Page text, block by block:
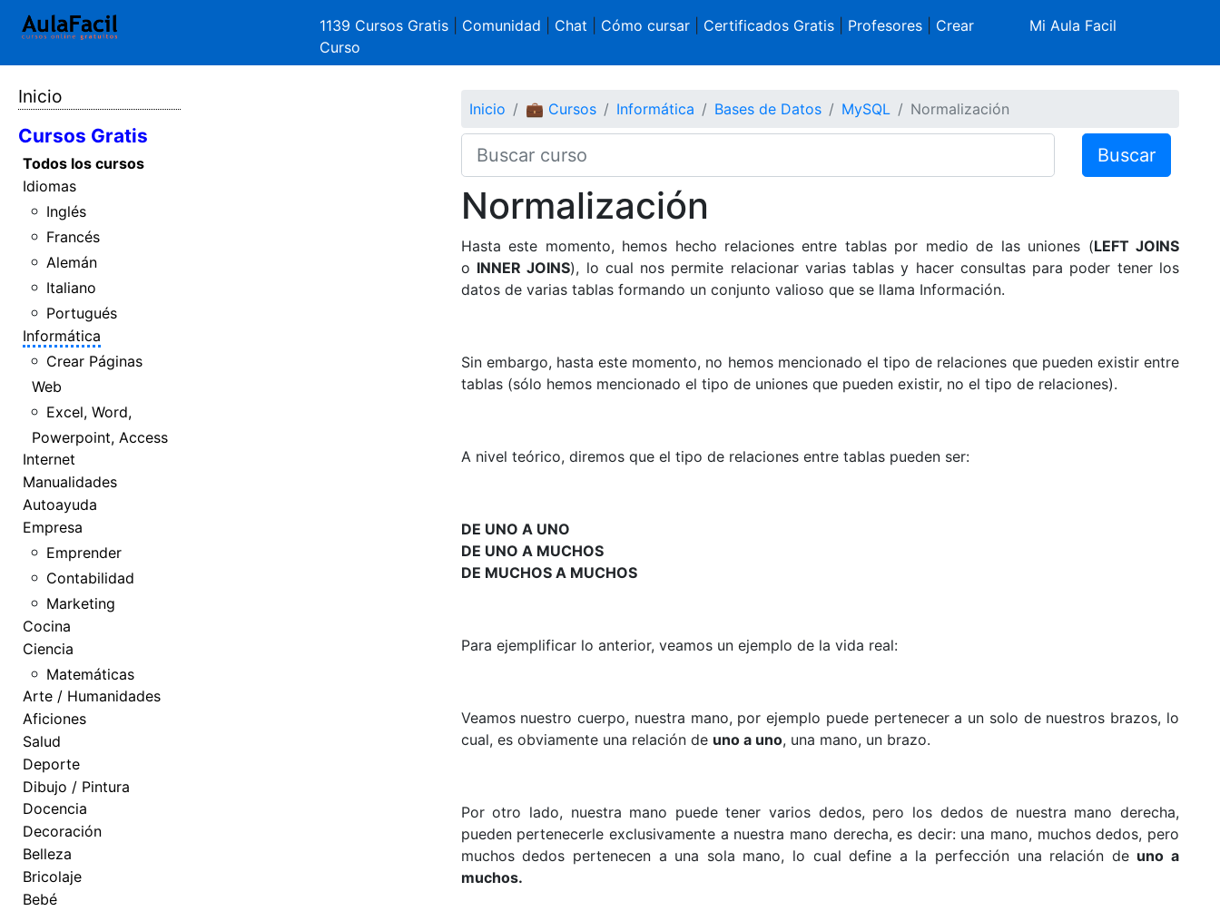
1139 Cursos Gratis Comunidad Chat Cómo cursar| Certificados Gratis| Profesores| Crear
Curso
Mi Aula Facil
Inicio
Cursos Gratis
Todos los cursos
Idiomas
Inglés
Francés
Alemán
Italiano
Portugués
Informática
Crear Páginas
Web
Excel, Word,
Powerpoint, Access
Internet
Manualidades
Autoayuda
Empresa
Emprender
Contabilidad
Marketing
Cocina
Ciencia
Matemáticas
Arte / Humanidades
Aficiones
Salud
Deporte
Dibujo / Pintura
Docencia
Decoración
Belleza
Bricolaje
Bebé
Inicio 💼 Cursos Informática Bases de Datos MySQL Normalización
Buscar
Normalización
Hasta este momento, hemos hecho relaciones entre tablas por medio de las uniones (LEFT JOINS
o INNER JOINS), lo cual nos permite relacionar varias tablas y hacer consultas para poder tener los
datos de varias tablas formando un conjunto valioso que se llama Información.
Sin embargo, hasta este momento, no hemos mencionado el tipo de relaciones que pueden existir entre
tablas (sólo hemos mencionado el tipo de uniones que pueden existir, no el tipo de relaciones).
A nivel teórico, diremos que el tipo de relaciones entre tablas pueden ser:
DE UNO A UNO
DE UNO A MUCHOS
DE MUCHOS A MUCHOS
Para ejemplificar lo anterior, veamos un ejemplo de la vida real:
Veamos nuestro cuerpo, nuestra mano, por ejemplo puede pertenecer a un solo de nuestros brazos, lo
cual, es obviamente una relación de uno a uno, una mano, un brazo.
Por otro lado, nuestra mano puede tener varios dedos, pero los dedos de nuestra mano derecha,
pueden pertenecerle exclusivamente a nuestra mano derecha, es decir: una mano, muchos dedos, pero
muchos dedos pertenecen a una sola mano, lo cual define a la perfección una relación de uno a
muchos.